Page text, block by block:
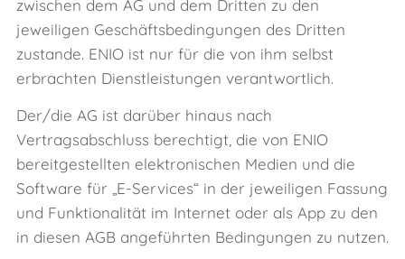
zwischen dem AG und dem Dritten zu den
jeweiligen Geschäftsbedingungen des Dritten
zustande. ENIO ist nur für die von ihm selbst
erbrachten Dienstleistungen verantwortlich.
Der/die AG ist darüber hinaus nach
Vertragsabschluss berechtigt, die von ENIO
bereitgestellten elektronischen Medien und die
Software für „E‑Services“ in der jeweiligen Fassung
und Funktionalität im Internet oder als App zu den
in diesen AGB angeführten Bedingungen zu nutzen.